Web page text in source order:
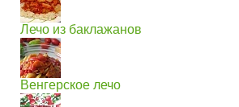
Лечо из баклажанов
Венгерское лечо